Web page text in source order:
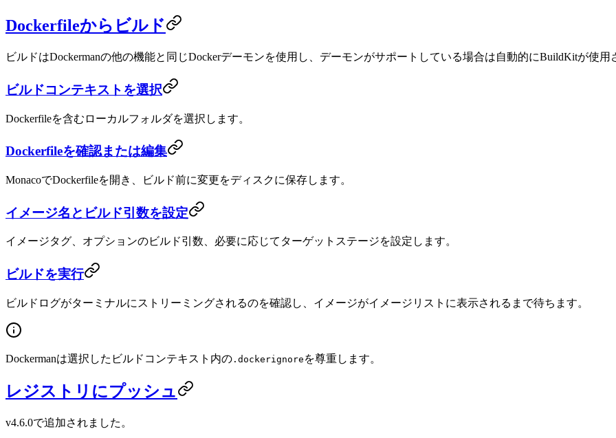
Dockerfileからビルド
ビルドはDockermanの他の機能と同じDockerデーモンを使用し、デーモンがサポートしている場合は自動的にBuildKitが使用
ビルドコンテキストを選択
Dockerfileを含むローカルフォルダを選択します。
Dockerfileを確認または編集
MonacoでDockerfileを開き、ビルド前に変更をディスクに保存します。
イメージ名とビルド引数を設定
イメージタグ、オプションのビルド引数、必要に応じてターゲットステージを設定します。
ビルドを実行
ビルドログがターミナルにストリーミングされるのを確認し、イメージがイメージリストに表示されるまで待ちます。
Dockermanは選択したビルドコンテキスト内の .dockerignore を尊重します。
レジストリにプッシュ
v4.6.0で追加されました。